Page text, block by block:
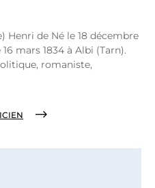
Henri de Né le 18 décembre
mars 1834 à Albi (Tarn).
romaniste,